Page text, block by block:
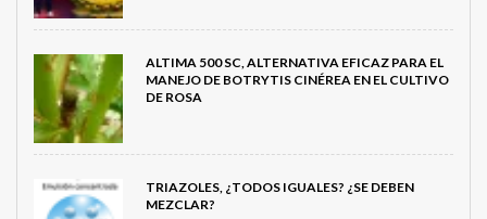
ALTIMA 500 SC, ALTERNATIVA EFICAZ PARA EL
MANEJO DE BOTRYTIS CINÉREA EN EL CULTIVO
DE ROSA
TRIAZOLES, ¿TODOS IGUALES? ¿SE DEBEN
MEZCLAR?